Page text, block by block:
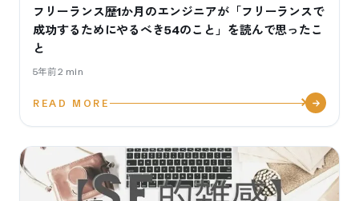
フリーランス歴1か月のエンジニアが「フリーランスで
成功するためにやるべき54のこと」を読んで思ったこ
と
5年前2 min
READ MORE